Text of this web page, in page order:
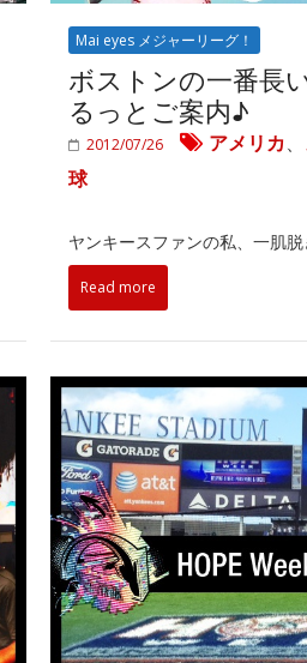
Mai eyes メジャーリーグ！
ボストンの一番長
るっとご案内♪
2012/07/26 アメリカ、
球
ヤンキースファンの私、一肌
Read more